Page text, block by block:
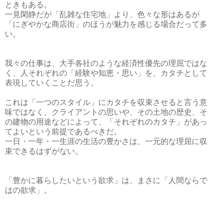
ときもある。
一見閑静だが「乱雑な住宅地」より、色々な形はあるが
「にぎやかな商店街」のほうが魅力を感じる場合だって多
い。
我々の仕事は、大手各社のような経済性優先の理屈ではな
く、人それぞれの「経験や知恵・思い」を、カタチとして
表現していくことだ思う。
これは「一つのスタイル」にカタチを収束させると言う意
味ではなく、クライアントの思いや、その土地の歴史、そ
の建物の用途などによって、「それぞれのカタチ」があっ
てよいという前提であるべきだ。
一日・一年・一生涯の生活の豊かさは、一元的な理屈に収
束できるはずがない。
「豊かに暮らしたいという欲求」は、まさに「人間ならで
はの欲求」。